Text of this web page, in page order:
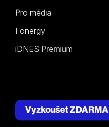
Pro média
Fonergy
iDNES Premium
Vyzkoušet ZDARMA